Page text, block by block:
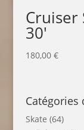
Cruiser
30′
180,00 €
Catégories
Skate (64)